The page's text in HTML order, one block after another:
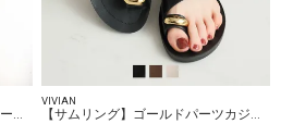
モチーフバックルベルトローファースリッパ
VIVIAN
【サムリング】ゴールドパーツカジュアルコンフォートトングサンダル